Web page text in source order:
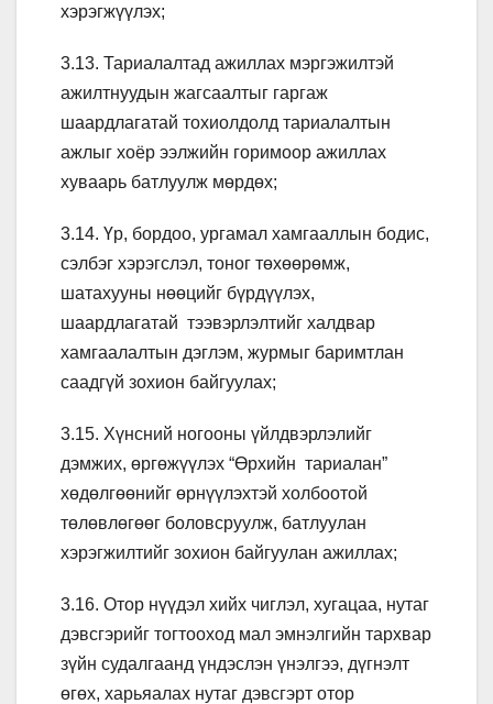
хэрэгжүүлэх;
3.13. Тариалалтад ажиллах мэргэжилтэй
ажилтнуудын жагсаалтыг гаргаж
шаардлагатай тохиолдолд тариалалтын
ажлыг хоёр ээлжийн горимоор ажиллах
хуваарь батлуулж мөрдөх;
3.14. Үр, бордоо, ургамал хамгааллын бодис,
сэлбэг хэрэгслэл, тоног төхөөрөмж,
шатахууны нөөцийг бүрдүүлэх,
шаардлагатай тээвэрлэлтийг халдвар
хамгаалалтын дэглэм, журмыг баримтлан
саадгүй зохион байгуулах;
3.15. Хүнсний ногооны үйлдвэрлэлийг
дэмжих, өргөжүүлэх “Өрхийн тариалан”
хөдөлгөөнийг өрнүүлэхтэй холбоотой
төлөвлөгөөг боловсруулж, батлуулан
хэрэгжилтийг зохион байгуулан ажиллах;
3.16. Отор нүүдэл хийх чиглэл, хугацаа, нутаг
дэвсгэрийг тогтооход мал эмнэлгийн тархвар
зүйн судалгаанд үндэслэн үнэлгээ, дүгнэлт
өгөх, харьяалах нутаг дэвсгэрт отор